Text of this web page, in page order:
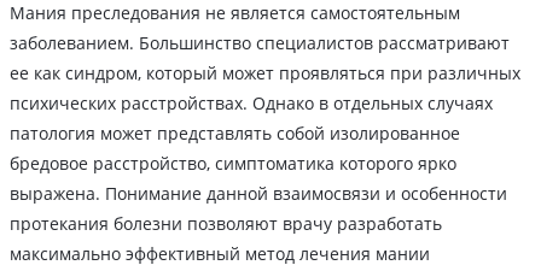
Мания преследования не является самостоятельным
заболеванием. Большинство специалистов рассматривают
ее как синдром, который может проявляться при различных
психических расстройствах. Однако в отдельных случаях
патология может представлять собой изолированное
бредовое расстройство, симптоматика которого ярко
выражена. Понимание данной взаимосвязи и особенности
протекания болезни позволяют врачу разработать
максимально эффективный метод лечения мании